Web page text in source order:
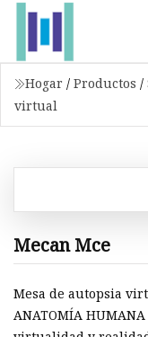
Hogar / Productos /
virtual
Mecan Mce
Mesa de autopsia
ANATOMÍA